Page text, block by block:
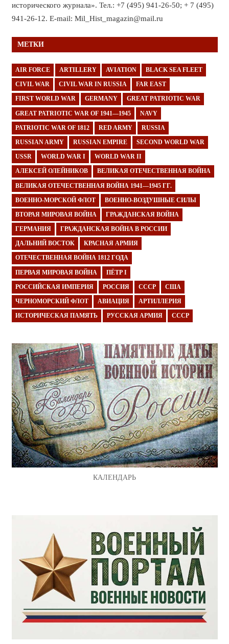
исторического журнала». Тел.: +7 (495) 941-26-50; + 7 (495)
941-26-12. E-mail: Mil_Hist_magazin@mail.ru
МЕТКИ
AIR FORCE ARTILLERY AVIATION BLACK SEA FLEET
CIVIL WAR CIVIL WAR IN RUSSIA FAR EAST
FIRST WORLD WAR GERMANY GREAT PATRIOTIC WAR
GREAT PATRIOTIC WAR OF 1941—1945 NAVY
PATRIOTIC WAR OF 1812 RED ARMY RUSSIA
RUSSIAN ARMY RUSSIAN EMPIRE SECOND WORLD WAR
USSR WORLD WAR I WORLD WAR II
АЛЕКСЕЙ ОЛЕЙНИКОВ ВЕЛИКАЯ ОТЕЧЕСТВЕННАЯ ВОЙНА
ВЕЛИКАЯ ОТЕЧЕСТВЕННАЯ ВОЙНА 1941—1945 ГГ.
ВОЕННО-МОРСКОЙ ФЛОТ ВОЕННО-ВОЗДУШНЫЕ СИЛЫ
ВТОРАЯ МИРОВАЯ ВОЙНА ГРАЖДАНСКАЯ ВОЙНА
ГЕРМАНИЯ ГРАЖДАНСКАЯ ВОЙНА В РОССИИ
ДАЛЬНИЙ ВОСТОК КРАСНАЯ АРМИЯ
ОТЕЧЕСТВЕННАЯ ВОЙНА 1812 ГОДА
ПЕРВАЯ МИРОВАЯ ВОЙНА ПЁТР I
РОССИЙСКАЯ ИМПЕРИЯ РОССИЯ СССР США
ЧЕРНОМОРСКИЙ ФЛОТ АВИАЦИЯ АРТИЛЛЕРИЯ
ИСТОРИЧЕСКАЯ ПАМЯТЬ РУССКАЯ АРМИЯ СССР
КАЛЕНДАРЬ